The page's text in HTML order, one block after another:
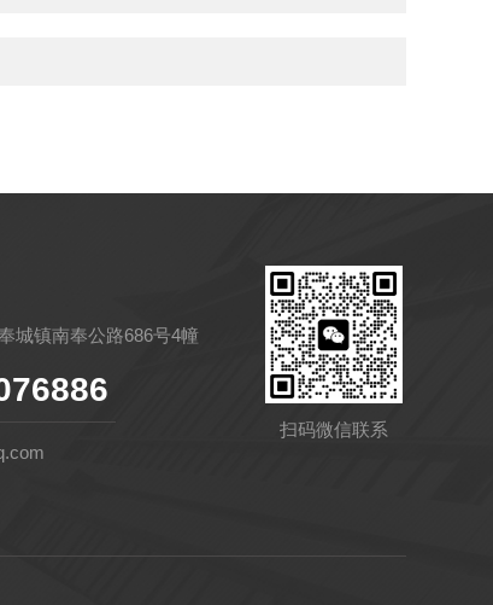
城镇南奉公路686号4幢
扫码微信联系